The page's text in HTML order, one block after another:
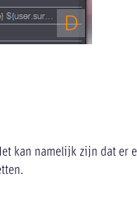
kan namelijk zijn dat er